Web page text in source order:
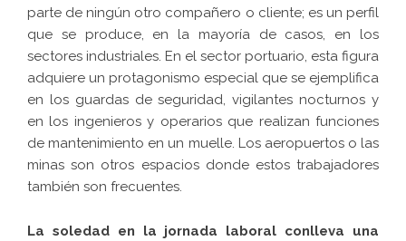
parte de ningún otro compañero o cliente; es un perfil
que se produce, en la mayoría de casos, en los
sectores industriales. En el sector portuario, esta figura
adquiere un protagonismo especial que se ejemplifica
en los guardas de seguridad, vigilantes nocturnos y
en los ingenieros y operarios que realizan funciones
de mantenimiento en un muelle. Los aeropuertos o las
minas son otros espacios donde estos trabajadores
también son frecuentes.
La soledad en la jornada laboral conlleva una